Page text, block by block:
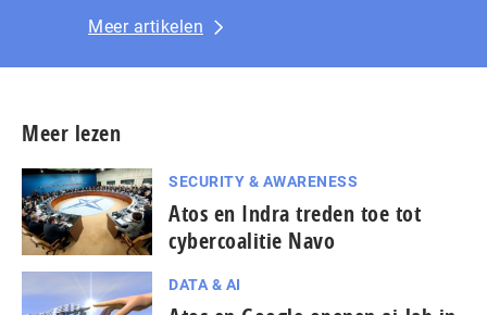
Meer artikelen
Meer lezen
SECURITY & AWARENESS
Atos en Indra treden toe tot
cybercoalitie Navo
DATA & AI